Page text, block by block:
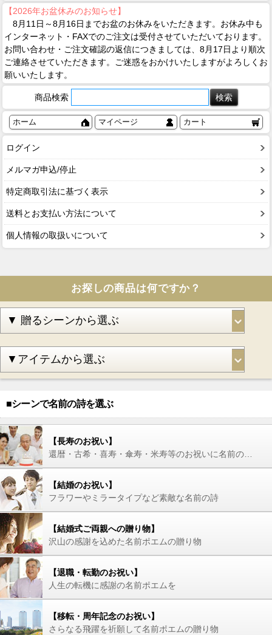
【2026年お盆休みのお知らせ】
8月11日～8月16日までお盆のお休みをいただきます。お休み中も
インターネット・FAXでのご注文は受付させていただいております。
お問い合わせ・ご注文確認の返信につきましては、8月17日より順次
ご連絡させていただきます。ご迷惑をおかけいたしますがよろしくお
願いいたします。
商品検索
ホーム マイページ カート
ログイン
メルマガ申込/停止
特定商取引法に基づく表示
送料とお支払い方法について
個人情報の取扱いについて
お探しの商品は何ですか？
■シーンで名前の詩を選ぶ
【長寿のお祝い】
【結婚のお祝い】
フラワーやミラータイプなど素敵な名前の詩
【結婚式ご両親への贈り物】
沢山の感謝を込めた名前ポエムの贈り物
【退職・転勤のお祝い】
人生の転機に感謝の名前ポエムを
【移転・周年記念のお祝い】
さらなる飛躍を祈願して名前ポエムの贈り物